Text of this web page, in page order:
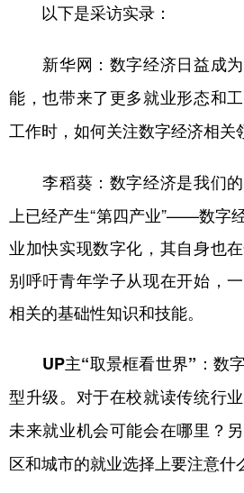
以下是采访实录：
新华网：数字经济日益成为
能，也带来了更多就业形态和
工作时，如何关注数字经济相关
李稻葵： 数字经济是我们
上已经产生“第四产业”——数字
业加快实现数字化，其自身也
别呼吁青年学子从现在开始，
相关的基础性知识和技能。
UP主“取景框看世界”：数
型升级。对于在校就读传统行
未来就业机会可能会在哪里？
区和城市的就业选择上要注意什